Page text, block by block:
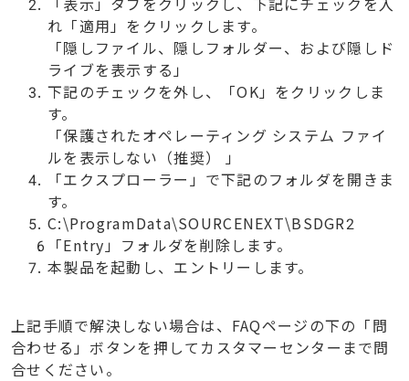
れ「適用」をクリックします。
「隠しファイル、隠しフォルダー、および隠しド
ライブを表示する」
下記のチェックを外し、「OK」をクリックしま
す。
「保護されたオペレーティング システム ファイ
ルを表示しない（推奨） 」
「エクスプローラー」で下記のフォルダを開きま
す。
C:\ProgramData\SOURCENEXT\BSDGR2
「Entry」フォルダを削除します。
本製品を起動し、エントリーします。
上記手順で解決しない場合は、FAQページの下の「問
合わせる」ボタンを押してカスタマーセンターまで問
合せください。